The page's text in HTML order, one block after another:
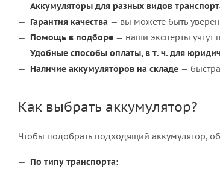
Аккумуляторы для разных видов
Гарантия качества — вы можете быть
Помощь в подборе — наши эксперты учтут
Удобные способы оплаты, в т. ч. для
Наличие аккумуляторов на складе —
Как выбрать аккумулятор?
Чтобы подобрать подходящий аккумулятор,
По типу транспорта: